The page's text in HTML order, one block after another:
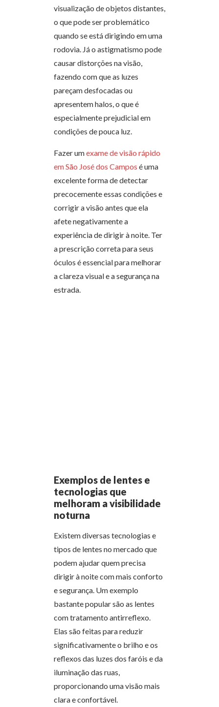
visualização de objetos distantes,
o que pode ser problemático
quando se está dirigindo em uma
rodovia. Já o astigmatismo pode
causar distorções na visão,
fazendo com que as luzes
pareçam desfocadas ou
apresentem halos, o que é
especialmente prejudicial em
condições de pouca luz.
Fazer umexame de visão rápido
em São José dos Campos é uma
excelente forma de detectar
precocemente essas condições e
corrigir a visão antes que ela
afete negativamente a
experiência de dirigir à noite. Ter
a prescrição correta para seus
óculos é essencial para melhorar
a clareza visual e a segurança na
estrada.
Exemplos de lentes e
tecnologias que
melhoram a visibilidade
noturna
Existem diversas tecnologias e
tipos de lentes no mercado que
podem ajudar quem precisa
dirigir à noite com mais conforto
e segurança. Um exemplo
bastante popular são as lentes
com tratamento antirreflexo.
Elas são feitas para reduzir
significativamente o brilho e os
reflexos das luzes dos faróis e da
iluminação das ruas,
proporcionando uma visão mais
clara e confortável.